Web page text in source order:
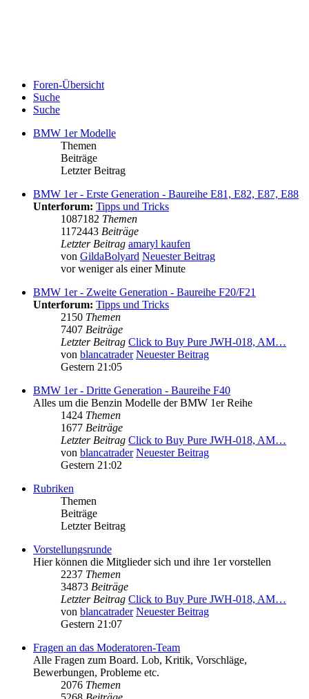
Foren-Übersicht
Suche
Suche
BMW 1er Modelle
Themen
Beiträge
Letzter Beitrag
BMW 1er - Erste Generation - Baureihe E81, E82, E87, E88
Unterforum: Tipps und Tricks
1087182 Themen
1172443 Beiträge
Letzter Beitrag amaryl kaufen
von GildaBolyard Neuester Beitrag
vor weniger als einer Minute
BMW 1er - Zweite Generation - Baureihe F20/F21
Unterforum: Tipps und Tricks
2150 Themen
7407 Beiträge
Letzter Beitrag Click to Buy Pure JWH-018, AM…
von blancatrader Neuester Beitrag
Gestern 21:05
BMW 1er - Dritte Generation - Baureihe F40
Alles um die Benzin Modelle der BMW 1er Reihe
1424 Themen
1677 Beiträge
Letzter Beitrag Click to Buy Pure JWH-018, AM…
von blancatrader Neuester Beitrag
Gestern 21:02
Rubriken
Themen
Beiträge
Letzter Beitrag
Vorstellungsrunde
Hier können die Mitglieder sich und ihre 1er vorstellen
2237 Themen
34873 Beiträge
Letzter Beitrag Click to Buy Pure JWH-018, AM…
von blancatrader Neuester Beitrag
Gestern 21:07
Fragen an das Moderatoren-Team
Alle Fragen zum Board. Lob, Kritik, Vorschläge,
Bewerbungen, Probleme etc.
2076 Themen